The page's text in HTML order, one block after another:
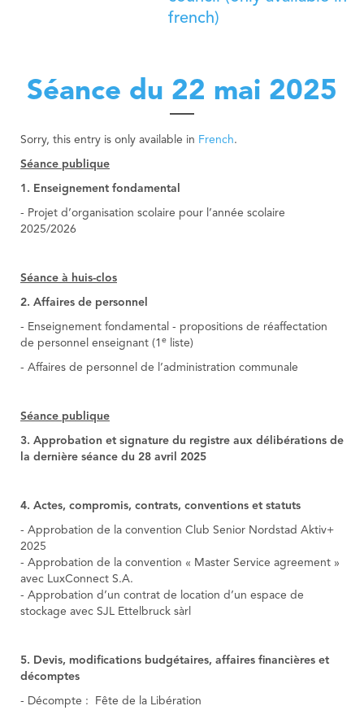
Publications
Municipal Agents and Rural Guards department
Technical Services
Industrial services
Visiteur
french)
Séance du 22 mai 2025
Sorry, this entry is only available in French.
Séance publique
1. Enseignement fondamental
- Projet d’organisation scolaire pour l’année scolaire
2025/2026
Séance à huis-clos
2. Affaires de personnel
- Enseignement fondamental - propositions de réaffectation
de personnel enseignant (1 e liste)
- Affaires de personnel de l’administration communale
Séance publique
3. Approbation et signature du registre aux délibérations de
la dernière séance du 28 avril 2025
4. Actes, compromis, contrats, conventions et statuts
- Approbation de la convention Club Senior Nordstad Aktiv+
2025
- Approbation de la convention « Master Service agreement »
avec LuxConnect S.A.
- Approbation d’un contrat de location d’un espace de
stockage avec SJL Ettelbruck sàrl
5. Devis, modifications budgétaires, affaires financières et
décomptes
- Décompte : Fête de la Libération